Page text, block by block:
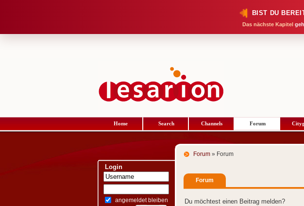
BIST DU
Das nächste Kapitel
Home Search Channels Forum
Login
angemeldet bleiben
Forum » Forum
Forum
Du möchtest einen Beitrag melden?